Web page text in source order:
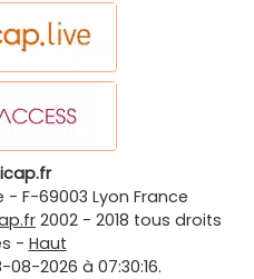
- F-69003 Lyon France
2002 - 2018 tous droits
- Haut
2026 à 07:30:16.